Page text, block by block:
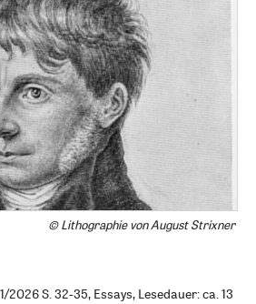
© Lithographie von August Strixner
S. 32-35, Essays, Lesedauer: ca. 13